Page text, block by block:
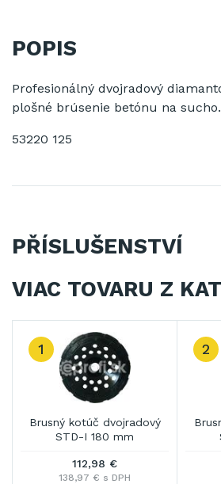
POPIS
Profesionálný dvojradový
plošné brúsenie betónu na sucho.
53220 125
PŘÍSLUŠENSTVÍ
VIAC TOVARU Z
1
Brusný kotúč dvojradový
STD-I 180 mm
112,98 €
138,97 € s DPH
2